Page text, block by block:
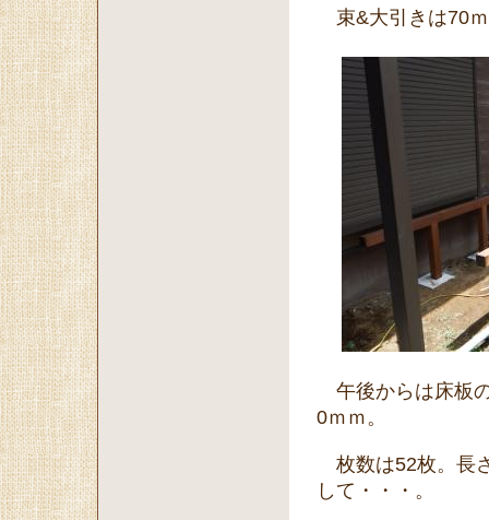
束&大引きは70
午後からは床板
0ｍｍ。
枚数は52枚。長
して・・・。